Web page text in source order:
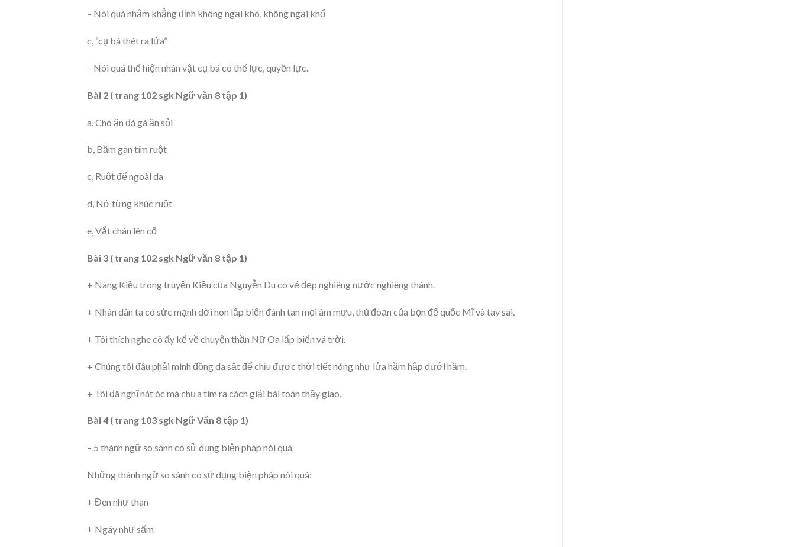
– Nói quá nhằm khẳng định không ngại khó, không ngại khổ
c, “cụ bá thét ra lửa”
– Nói quá thể hiện nhân vật cụ bá có thế lực, quyền lực.
Bài 2 ( trang 102 sgk Ngữ văn 8 tập 1)
a, Chó ăn đá gà ăn sỏi
b, Bầm gan tím ruột
c, Ruột để ngoài da
d, Nở từng khúc ruột
e, Vắt chân lên cổ
Bài 3 ( trang 102 sgk Ngữ văn 8 tập 1)
+ Nàng Kiều trong truyện Kiều của Nguyễn Du có vẻ đẹp nghiêng nước nghiêng thành.
+ Nhân dân ta có sức mạnh dời non lấp biển đánh tan mọi âm mưu, thủ đoạn của bọn đế quốc Mĩ và tay sai.
+ Tôi thích nghe cô ấy kể về chuyện thần Nữ Oa lấp biển vá trời.
+ Chúng tôi đâu phải mình đồng da sắt để chịu được thời tiết nóng như lửa hầm hập dưới hầm.
+ Tôi đã nghĩ nát óc mà chưa tìm ra cách giải bài toán thầy giao.
Bài 4 ( trang 103 sgk Ngữ Văn 8 tập 1)
– 5 thành ngữ so sánh có sử dụng biện pháp nói quá
Những thành ngữ so sánh có sử dụng biện pháp nói quá:
+ Đen như than
+ Ngáy như sấm